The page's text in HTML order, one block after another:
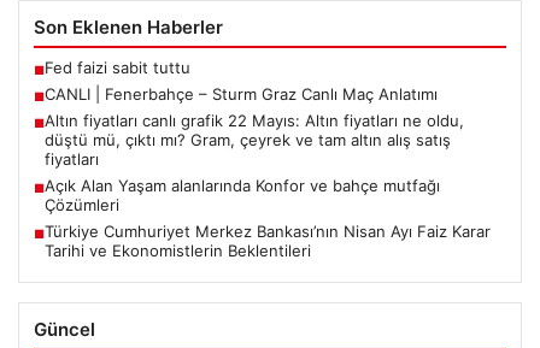
Son Eklenen Haberler
■Fed faizi sabit tuttu
■CANLI | Fenerbahçe – Sturm Graz Canlı Maç Anlatımı
■Altın fiyatları canlı grafik 22 Mayıs: Altın fiyatları ne oldu,
düştü mü, çıktı mı? Gram, çeyrek ve tam altın alış satış
fiyatları
■Açık Alan Yaşam alanlarında Konfor ve bahçe mutfağı
Çözümleri
■Türkiye Cumhuriyet Merkez Bankası’nın Nisan Ayı Faiz Karar
Tarihi ve Ekonomistlerin Beklentileri
Güncel